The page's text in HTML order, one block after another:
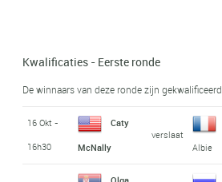
Kwalificaties - Eerste ronde
De winnaars van deze ronde zijn gekwalificeerd
16 Okt -
16h30
Caty
McNally
verslaat
Albie